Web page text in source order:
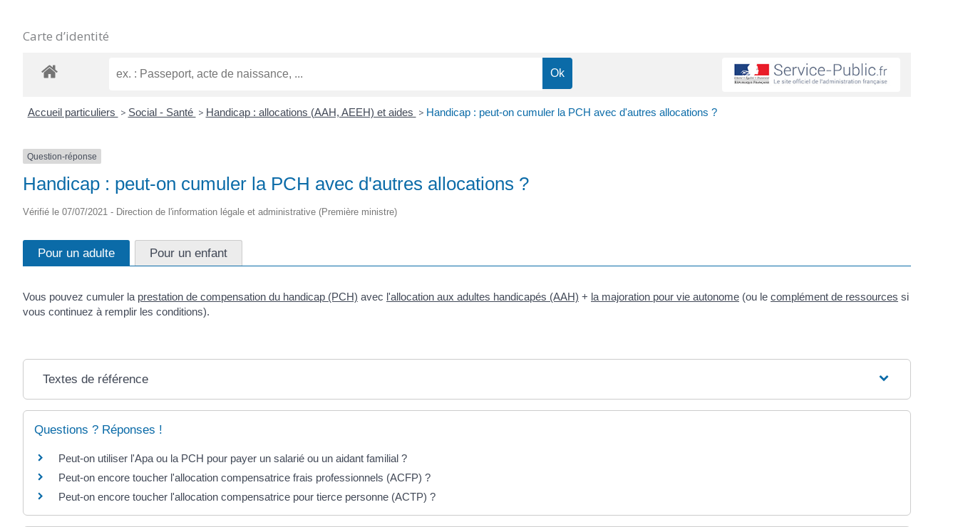
Carte d’identité
Accueil particuliers > Social - Santé > Handicap : allocations (AAH, AEEH) et aides > Handicap : peut-on cumuler la PCH avec d'autres allocations ?
Question-réponse
Handicap : peut-on cumuler la PCH avec d'autres allocations ?
Vérifié le 07/07/2021 - Direction de l'information légale et administrative (Première ministre)
Pour un adulte Pour un enfant
Vous pouvez cumuler la prestation de compensation du handicap (PCH) avec l'allocation aux adultes handicapés (AAH) + la majoration pour vie autonome (ou le complément de ressources si
vous continuez à remplir les conditions).
Textes de référence
Questions ? Réponses !
Peut-on utiliser l'Apa ou la PCH pour payer un salarié ou un aidant familial ?
Peut-on encore toucher l'allocation compensatrice frais professionnels (ACFP) ?
Peut-on encore toucher l'allocation compensatrice pour tierce personne (ACTP) ?